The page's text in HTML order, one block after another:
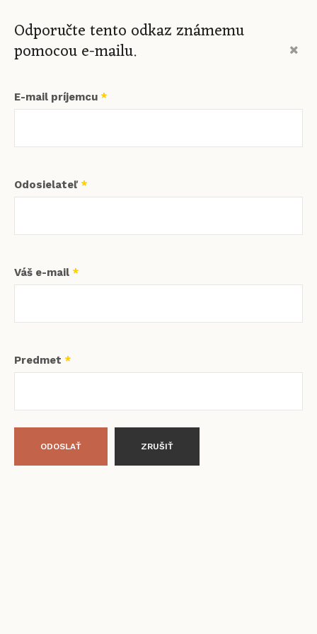
Odporučte tento odkaz známemu
pomocou e-mailu.
E-mail príjemcu *
Odosielateľ *
Váš e-mail *
Predmet *
ODOSLAŤ ZRUŠIŤ